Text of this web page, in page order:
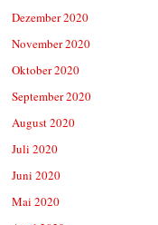
Dezember 2020
November 2020
Oktober 2020
September 2020
August 2020
Juli 2020
Juni 2020
Mai 2020